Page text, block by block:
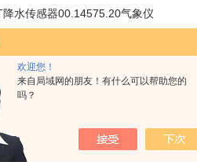
欢迎您！
来自局域网的朋友！有什么可以帮助您的
吗？
降水传感器00.14575.20气象仪
应电机IE1-K21R80G4马达
移传感器KD230 线性编码器
压油缸3829234 电磁阀定位器
泵KTS32-64-T 切碎排屑机